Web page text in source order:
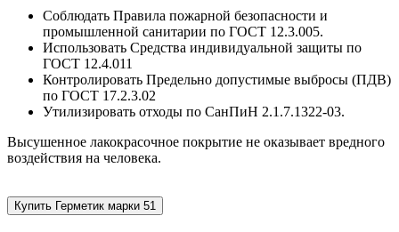
Соблюдать Правила пожарной безопасности и
промышленной санитарии по ГОСТ 12.3.005.
Использовать Средства индивидуальной защиты по
ГОСТ 12.4.011
Контролировать Предельно допустимые выбросы (ПДВ)
по ГОСТ 17.2.3.02
Утилизировать отходы по СанПиН 2.1.7.1322-03.
Высушенное лакокрасочное покрытие не оказывает вредного
воздействия на человека.
Купить Герметик марки 51